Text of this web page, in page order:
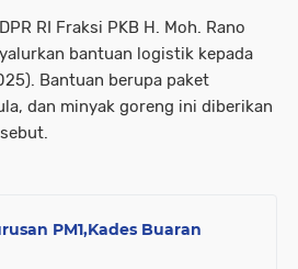
RI Fraksi PKB H. Moh. Rano
bantuan logistik kepada
Bantuan berupa paket
dan minyak goreng ini diberikan
PM1,Kades Buaran